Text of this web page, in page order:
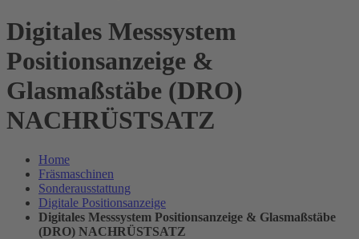
Digitales Messsystem
Positionsanzeige &
Glasmaßstäbe (DRO)
NACHRÜSTSATZ
Home
Fräsmaschinen
Sonderausstattung
Digitale Positionsanzeige
Digitales Messsystem Positionsanzeige & Glasmaßstäbe
(DRO) NACHRÜSTSATZ